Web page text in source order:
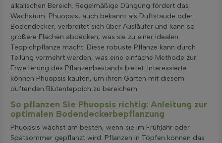
alkalischen Bereich. Regelmäßige Düngung fördert das
Wachstum. Phuopsis, auch bekannt als Duftstaude oder
Bodendecker, verbreitet sich über Ausläufer und kann so
größere Flächen abdecken, was sie zu einer idealen
Teppichpflanze macht. Diese robuste Pflanze kann durch
Teilung vermehrt werden, was eine einfache Methode zur
Erweiterung des Pflanzenbestands bietet. Interessierte
können Phuopsis kaufen, um ihren Garten mit diesem
duftenden Blütenteppich zu bereichern.
So pflanzen Sie Phuopsis richtig: Anleitung zur
optimalen Bodendeckerbepflanzung
Phuopsis wächst am besten, wenn sie im Frühjahr oder
Spätsommer gepflanzt wird. Pflanzen in Töpfen können das